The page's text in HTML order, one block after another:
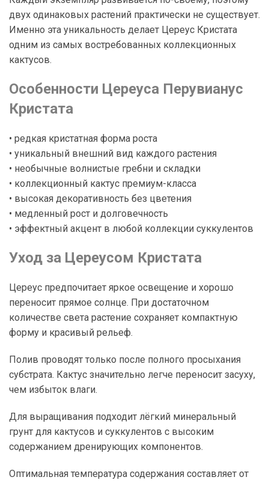
двух одинаковых растений практически не существует.
Именно эта уникальность делает Цереус Кристата
одним из самых востребованных коллекционных
кактусов.
Особенности Цереуса Перувианус
Кристата
• редкая кристатная форма роста
• уникальный внешний вид каждого растения
• необычные волнистые гребни и складки
• коллекционный кактус премиум-класса
• высокая декоративность без цветения
• медленный рост и долговечность
• эффектный акцент в любой коллекции суккулентов
Уход за Цереусом Кристата
Цереус предпочитает яркое освещение и хорошо
переносит прямое солнце. При достаточном
количестве света растение сохраняет компактную
форму и красивый рельеф.
Полив проводят только после полного просыхания
субстрата. Кактус значительно легче переносит засуху,
чем избыток влаги.
Для выращивания подходит лёгкий минеральный
грунт для кактусов и суккулентов с высоким
содержанием дренирующих компонентов.
Оптимальная температура содержания составляет от